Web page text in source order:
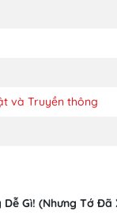
và Truyền thông
Gì! (Nhưng Tớ